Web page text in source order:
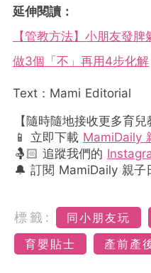
延伸閱讀：
【管教方法】小朋友發
做3個「不」再用4步化解
Text：Mami Editorial
【隨時隨地接收更多育兒
📱 立即下載 MamiDaily
🤱🏻 追蹤我們的
🔔 訂閱 MamiDaily 親子
標籤: 同小朋友玩
育嬰貼士
產前產